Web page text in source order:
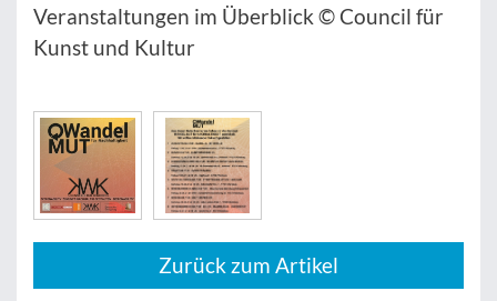
Veranstaltungen im Überblick © Council für
Kunst und Kultur
Zurück zum Artikel